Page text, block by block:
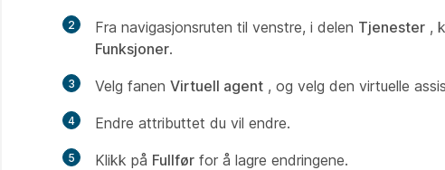
2 Fra navigasjonsruten til venstre, i delen Tjenester ,
Funksjoner.
3 Velg fanen Virtuell agent , og velg den virtuelle
4 Endre attributtet du vil endre.
5 Klikk på Fullfør for å lagre endringene.